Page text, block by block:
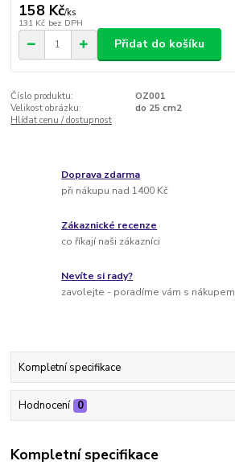
158 Kč/ks
131 Kč bez DPH
Přidat do košíku
Číslo produktu:
OZ001
Velikost obrázku:
do 25 cm2
Hlídat cenu / dostupnost
Doprava zdarma
při nákupu nad 1400 Kč
Zákaznické recenze
co říkají naši zákazníci
Nevíte si rady?
zavolejte - poradíme vám s nákupem
Kompletní specifikace
Hodnocení 0
Kompletní specifikace